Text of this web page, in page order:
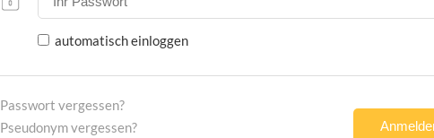
automatisch einloggen
Passwort vergessen?
Pseudonym vergessen?